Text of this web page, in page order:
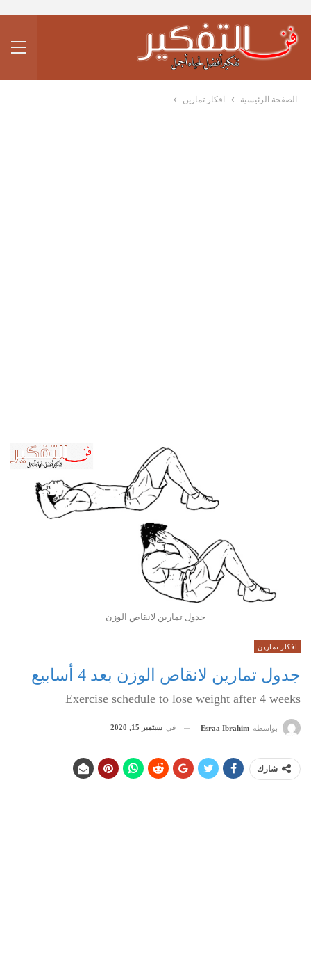
الصفحة الرئيسية افكار تمارين
جدول تمارين لانقاص الوزن
افكار تمارين
جدول تمارين لانقاص الوزن بعد 4 أسابيع
Exercise schedule to lose weight after 4 weeks
بواسطة Esraa Ibrahim في سبتمبر 15, 2020
شارك